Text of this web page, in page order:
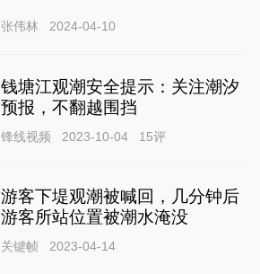
张伟林 2024-04-10
钱塘江观潮安全提示：关注潮汐
预报，不翻越围挡
锋线视频 2023-10-04 15评
游客下堤观潮被喊回，几分钟后
游客所站位置被潮水淹没
关键帧 2023-04-14